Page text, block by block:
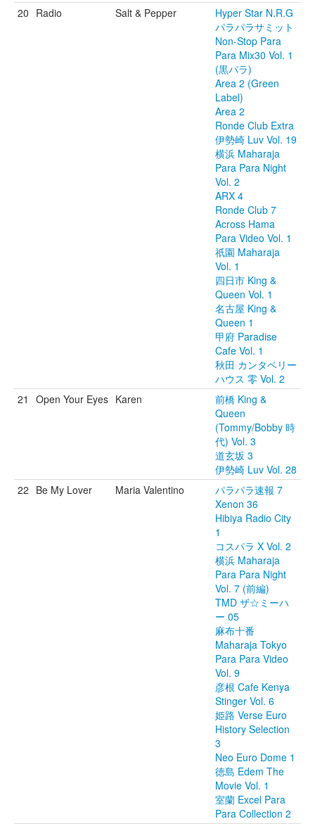
20 Radio Salt & Pepper
Hyper Star N.R.G
パラパラサミット
Non-Stop Para
Para Mix30 Vol. 1
(黒パラ)
Area 2 (Green
Label)
Area 2
Ronde Club Extra
伊勢崎 Luv Vol. 19
横浜 Maharaja
Para Para Night
Vol. 2
ARX 4
Ronde Club 7
Across Hama
Para Video Vol. 1
祇園 Maharaja
Vol. 1
四日市 King &
Queen Vol. 1
名古屋 King &
Queen 1
甲府 Paradise
Cafe Vol. 1
秋田 カンタベリー
ハウス 零 Vol. 2
21
Open Your Eyes Karen
前橋 King &
Queen
(Tommy/Bobby 時
代) Vol. 3
道玄坂 3
伊勢崎 Luv Vol. 28
22 Be My Lover Maria Valentino
パラパラ速報 7
Xenon 36
Hibiya Radio City
1
コスパラ X Vol. 2
横浜 Maharaja
Para Para Night
Vol. 7 (前編)
TMD ザ☆ミーハ
ー 05
麻布十番
Maharaja Tokyo
Para Para Video
Vol. 9
彦根 Cafe Kenya
Stinger Vol. 6
姫路 Verse Euro
History Selection
3
Neo Euro Dome 1
徳島 Edem The
Movie Vol. 1
室蘭 Excel Para
Para Collection 2